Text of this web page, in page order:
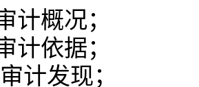
计概况；
计依据；
计发现；